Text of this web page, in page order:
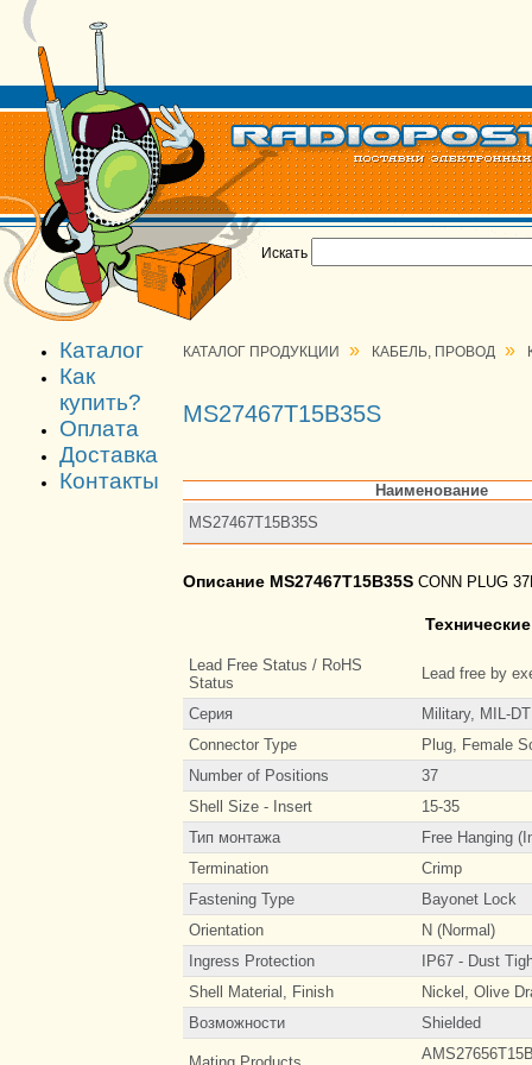
Искать
Каталог
Как
купить?
Оплата
Доставка
Контакты
КАТАЛОГ ПРОДУКЦИИ » КАБЕЛЬ, ПРОВОД »
MS27467T15B35S
Наименование
MS27467T15B35S
Описание MS27467T15B35S CONN PLUG
Lead Free Status / RoHS
Status
Lead free by
Серия
Military, MIL-
Connector Type
Plug, Female
Number of Positions
37
Shell Size - Insert
15-35
Тип монтажа
Free Hanging
Termination
Crimp
Fastening Type
Bayonet Lock
Orientation
N (Normal)
Ingress Protection
IP67 - Dust
Shell Material, Finish
Nickel, Olive
Возможности
Shielded